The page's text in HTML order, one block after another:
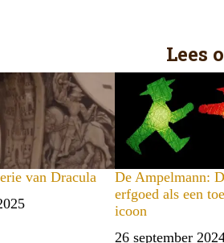
Lees
van Dracula
De Ampelmann:
erfgoed als een
icoon
Datum
26 september